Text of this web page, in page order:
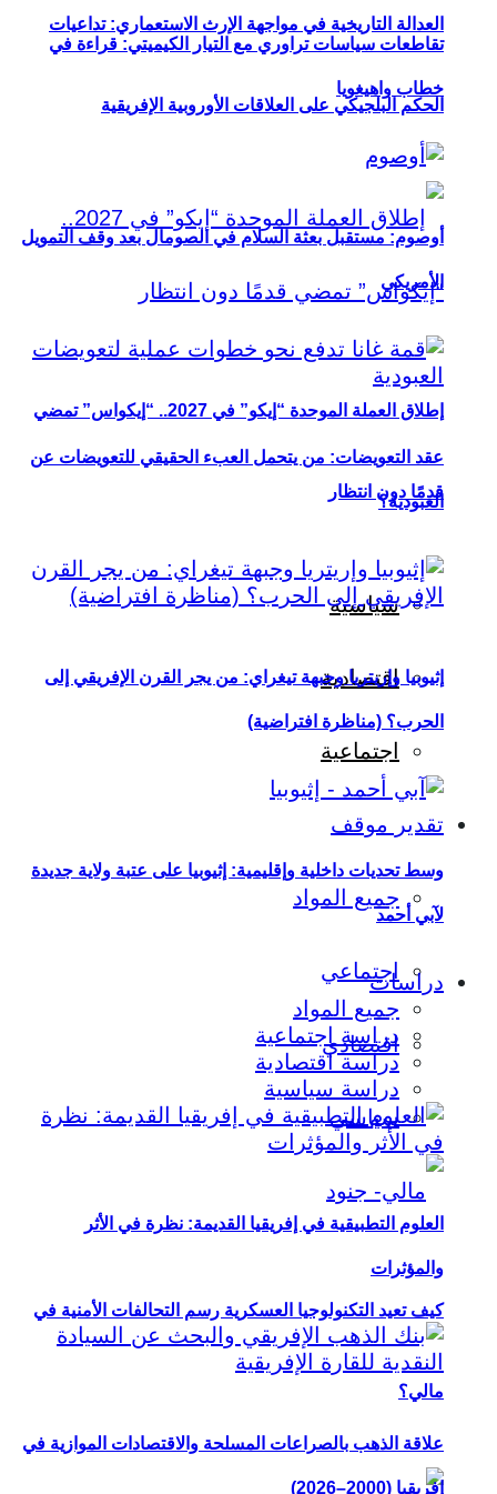
العدالة التاريخية في مواجهة الإرث الاستعماري: تداعيات
الحكم البلجيكي على العلاقات الأوروبية الإفريقية
إطلاق العملة الموحدة “إيكو” في 2027.. “إيكواس” تمضي
قدمًا دون انتظار
سياسية
اقتصادية
اجتماعية
تقدير موقف
جميع المواد
اجتماعي
اقتصادي
سياسي
كيف تعيد التكنولوجيا العسكرية رسم التحالفات الأمنية في
مالي؟
تقاطعات سياسات تراوري مع التيار الكيميتي: قراءة في
خطاب واهيغويا
أوصوم: مستقبل بعثة السلام في الصومال بعد وقف التمويل
الأمريكي
عقد التعويضات: من يتحمل العبء الحقيقي للتعويضات عن
العبودية؟
إثيوبيا وإريتريا وجبهة تيغراي: من يجر القرن الإفريقي إلى
الحرب؟ (مناظرة افتراضية)
وسط تحديات داخلية وإقليمية: إثيوبيا على عتبة ولاية جديدة
لآبي أحمد
دراسات
جميع المواد
دراسة اجتماعية
دراسة اقتصادية
دراسة سياسية
العلوم التطبيقية في إفريقيا القديمة: نظرة في الأثر
والمؤثرات
علاقة الذهب بالصراعات المسلحة والاقتصادات الموازية في
إفريقيا (2000–2026)